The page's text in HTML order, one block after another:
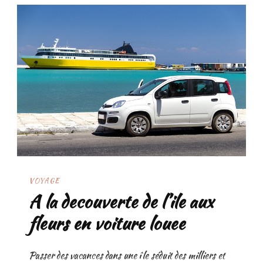
VOYAGE
A la decouverte de l’ile aux
fleurs en voiture louee
Passer des vacances dans une île séduit des milliers et